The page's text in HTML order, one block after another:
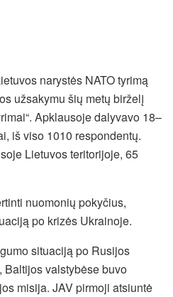
narystės NATO tyrimą
užsakymu šių metų birželį
Apklausoje dalyvavo 18–
iš viso 1010 respondentų.
Lietuvos teritorijoje, 65
nuomonių pokyčius,
po krizės Ukrainoje.
situaciją po Rusijos
Baltijos valstybėse buvo
misija. JAV pirmoji atsiuntė